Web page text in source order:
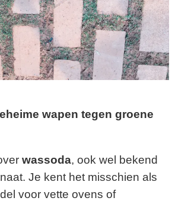
wapen tegen groene
wassoda, ook wel bekend
Je kent het misschien als
voor vette ovens of